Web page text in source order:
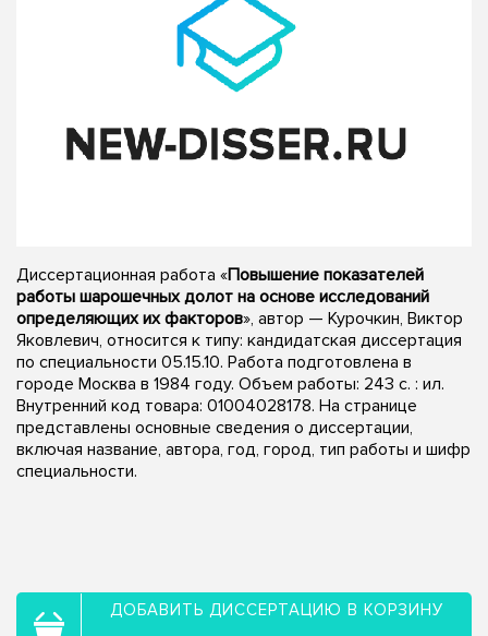
Диссертационная работа «Повышение показателей
работы шарошечных долот на основе исследований
определяющих их факторов», автор — Курочкин, Виктор
Яковлевич, относится к типу: кандидатская диссертация
по специальности 05.15.10. Работа подготовлена в
городе Москва в 1984 году. Объем работы: 243 c. : ил.
Внутренний код товара: 01004028178. На странице
представлены основные сведения о диссертации,
включая название, автора, год, город, тип работы и шифр
специальности.
ДОБАВИТЬ ДИССЕРТАЦИЮ В КОРЗИНУ